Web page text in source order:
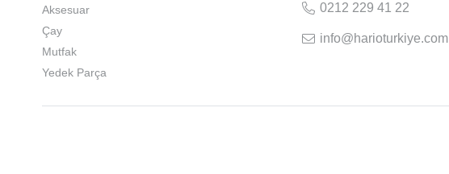
Aksesuar
Çay
Mutfak
Yedek Parça
0212 229 41 22
info@harioturkiye.com